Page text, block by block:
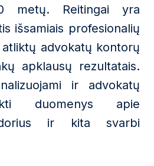
metų. Reitingai yra
išsamiais profesionalių
advokatų kontorų
apklausų rezultatais.
ir advokatų
duomenys apie
ir kita svarbi